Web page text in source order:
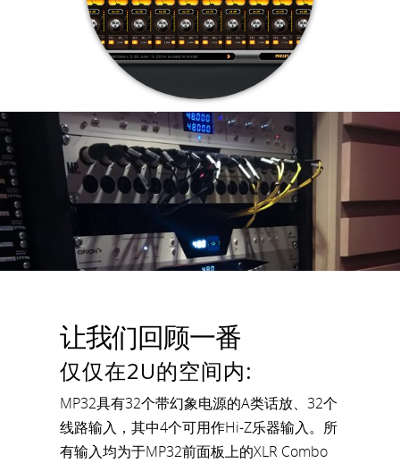
让我们回顾一番
仅仅在2U的空间内:
MP32具有32个带幻象电源的A类话放、32个
线路输入，其中4个可用作Hi-Z乐器输入。所
有输入均为于MP32前面板上的XLR Combo